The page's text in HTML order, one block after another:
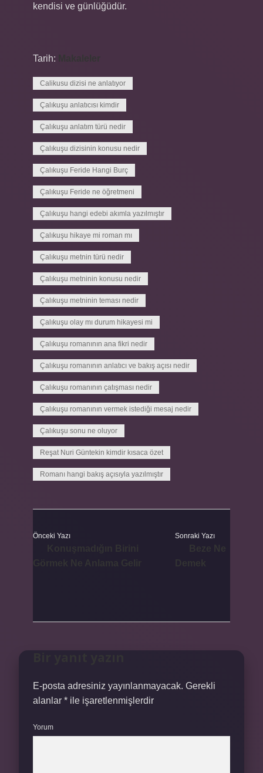
kendisi ve günlüğüdür.
Tarih:
Calikusu dizisi ne anlatıyor
Çalıkuşu anlatıcısı kimdir
Çalıkuşu anlatım türü nedir
Çalıkuşu dizisinin konusu nedir
Çalıkuşu Feride Hangi Burç
Çalıkuşu Feride ne öğretmeni
Çalıkuşu hangi edebi akımla yazılmıştır
Çalıkuşu hikaye mi roman mı
Çalıkuşu metnin türü nedir
Çalıkuşu metninin konusu nedir
Çalıkuşu metninin teması nedir
Çalıkuşu olay mı durum hikayesi mi
Çalıkuşu romanının ana fikri nedir
Çalıkuşu romanının anlatıcı ve bakış açısı nedir
Çalıkuşu romanının çatışması nedir
Çalıkuşu romanının vermek istediği mesaj nedir
Çalıkuşu sonu ne oluyor
Reşat Nuri Güntekin kimdir kısaca özet
Romanı hangi bakış açısıyla yazılmıştır
Önceki Yazı Sonraki Yazı
E-posta adresiniz yayınlanmayacak. Gerekli
alanlar * ile işaretlenmişlerdir
Yorum